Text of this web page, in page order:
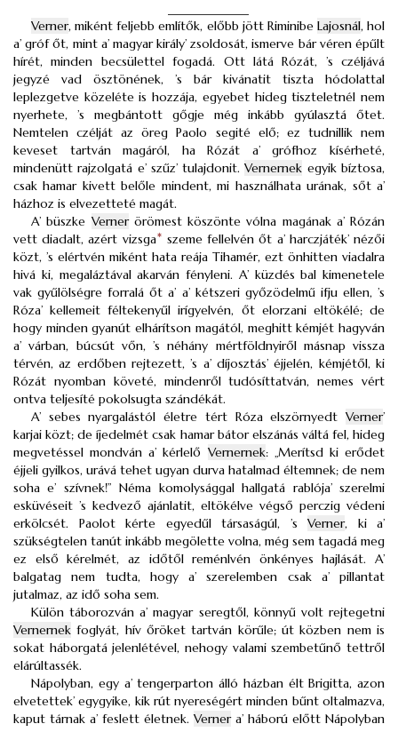
Verner, miként feljebb említők, előbb jött Riminibe Lajosnál, hol
a’ gróf őt, mint a’ magyar király’ zsoldosát, ismerve bár véren épűlt
hírét, minden becsülettel fogadá. Ott látá Rózát, ’s czéljává
jegyzé vad ösztönének, ’s bár kivánatit tiszta hódolattal
leplezgetve közeléte is hozzája, egyebet hideg tiszteletnél nem
nyerhete, ’s megbántott gőgje még inkább gyúlasztá őtet.
Nemtelen czélját az öreg Paolo segité elő; ez tudnillik nem
keveset tartván magáról, ha Rózát a’ grófhoz kísérheté,
mindenütt rajzolgatá e’ szűz’ tulajdonit.Vernernek egyik bíztosa,
csak hamar kivett belőle mindent, mi használhata urának, sőt a’
házhoz is elvezetteté magát.
A’ büszke Vernerörömest köszönte vólna magának a’ Rózán
vett diadalt, azért vizsga* szeme fellelvén őt a’ harczjáték’ nézői
közt, ’s elértvén miként hata reája Tihamér, ezt önhitten viadalra
hivá ki, megaláztával akarván fényleni. A’ küzdés bal kimenetele
vak gyűlölségre forralá őt a’ a’ kétszeri győzödelmű ifju ellen, ’s
Róza’ kellemeit féltekenyűl irígyelvén, őt elorzani eltökélé; de
hogy minden gyanút elhárítson magától, meghitt kémjét hagyván
a’ várban, búcsút vőn, ’s néhány mértföldnyiről másnap vissza
térvén, az erdőben rejtezett, ’s a’ díjosztás’ éjjelén, kémjétől, ki
Rózát nyomban követé, mindenről tudósíttatván, nemes vért
ontva teljesíté pokolsugta szándékát.
A’ sebes nyargalástól életre tért Róza elszörnyedt Verner’
karjai közt; de íjedelmét csak hamar bátor elszánás váltá fel, hideg
megvetéssel mondván a’ kérlelő Vernernek: „Merítsd ki erődet
éjjeli gyilkos, urává tehet ugyan durva hatalmad éltemnek; de nem
soha e’ szívnek!” Néma komolysággal hallgatá rablója’ szerelmi
esküvéseit ’s kedvező ajánlatit, eltökélve végső perczig védeni
erkölcsét. Paolot kérte egyedűl társaságúl, ’s Verner, ki a’
szükségtelen tanút inkább megölette volna, még sem tagadá meg
ez első kérelmét, az időtől reménlvén önkényes hajlását. A’
balgatag nem tudta, hogy a’ szerelemben csak a’ pillantat
jutalmaz, az idő soha sem.
Külön táborozván a’ magyar seregtől, könnyű volt rejtegetni
Vernernek foglyát, hív őröket tartván körűle; út közben nem is
sokat háborgatá jelenlétével, nehogy valami szembetűnő tettről
elárúltassék.
Nápolyban, egy a’ tengerparton álló házban élt Brigitta, azon
elvetettek’ egygyike, kik rút nyereségért minden bűnt oltalmazva,
kaput tárnak a’ feslett életnek. Vernera’ háború előtt Nápolyban